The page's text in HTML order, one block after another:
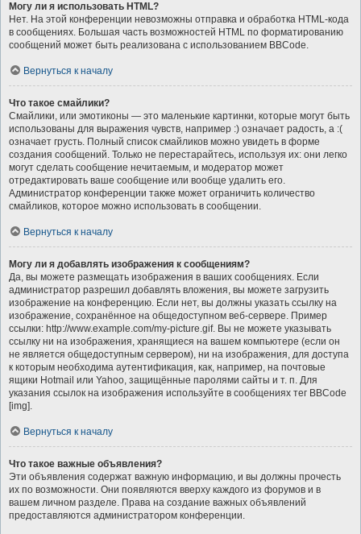
Могу ли я использовать HTML?
Нет. На этой конференции невозможны отправка и обработка HTML-кода
в сообщениях. Большая часть возможностей HTML по форматированию
сообщений может быть реализована с использованием BBCode.
Вернуться к началу
Что такое смайлики?
Смайлики, или эмотиконы — это маленькие картинки, которые могут быть
использованы для выражения чувств, например :) означает радость, а :(
означает грусть. Полный список смайликов можно увидеть в форме
создания сообщений. Только не перестарайтесь, используя их: они легко
могут сделать сообщение нечитаемым, и модератор может
отредактировать ваше сообщение или вообще удалить его.
Администратор конференции также может ограничить количество
смайликов, которое можно использовать в сообщении.
Вернуться к началу
Могу ли я добавлять изображения к сообщениям?
Да, вы можете размещать изображения в ваших сообщениях. Если
администратор разрешил добавлять вложения, вы можете загрузить
изображение на конференцию. Если нет, вы должны указать ссылку на
изображение, сохранённое на общедоступном веб-сервере. Пример
ссылки: http://www.example.com/my-picture.gif. Вы не можете указывать
ссылку ни на изображения, хранящиеся на вашем компьютере (если он
не является общедоступным сервером), ни на изображения, для доступа
к которым необходима аутентификация, как, например, на почтовые
ящики Hotmail или Yahoo, защищённые паролями сайты и т. п. Для
указания ссылок на изображения используйте в сообщениях тег BBCode
[img].
Вернуться к началу
Что такое важные объявления?
Эти объявления содержат важную информацию, и вы должны прочесть
их по возможности. Они появляются вверху каждого из форумов и в
вашем личном разделе. Права на создание важных объявлений
предоставляются администратором конференции.